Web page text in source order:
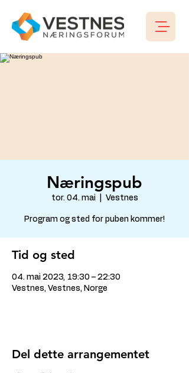
Næringspub
tor. 04. mai
  |
Vestnes
Program og sted for puben kommer!
Tid og sted
04. mai 2023, 19:30 – 22:30
Vestnes, Vestnes, Norge
Del dette arrangementet